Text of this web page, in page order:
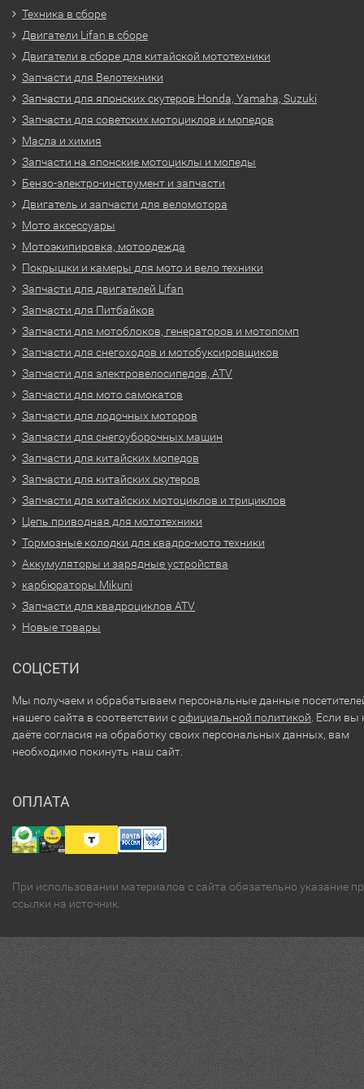
Техника в сборе
Двигатели Lifan в сборе
Двигатели в сборе для китайской мототехники
Запчасти для Велотехники
Запчасти для японских скутеров Honda, Yamaha, Suzuki
Запчасти для советских мотоциклов и мопедов
Масла и химия
Запчасти на японские мотоциклы и мопеды
Бензо-электро-инструмент и запчасти
Двигатель и запчасти для веломотора
Мото аксессуары
Мотоэкипировка, мотоодежда
Покрышки и камеры для мото и вело техники
Запчасти для двигателей Lifan
Запчасти для Питбайков
Запчасти для мотоблоков, генераторов и мотопомп
Запчасти для снегоходов и мотобуксировщиков
Запчасти для электровелосипедов, ATV
Запчасти для мото самокатов
Запчасти для лодочных моторов
Запчасти для снегоуборочных машин
Запчасти для китайских мопедов
Запчасти для китайских скутеров
Запчасти для китайских мотоциклов и трициклов
Цепь приводная для мототехники
Тормозные колодки для квадро-мото техники
Аккумуляторы и зарядные устройства
карбюраторы Mikuni
Запчасти для квадроциклов ATV
Новые товары
СОЦСЕТИ
Мы получаем и обрабатываем персональные данные
нашего сайта в соответствии софициальной политикой . Если вы
даёте согласия на обработку своих персональных данных, вам
необходимо покинуть наш сайт.
ОПЛАТА
При использовании материалов с сайта обязательно указание
ссылки на источник.